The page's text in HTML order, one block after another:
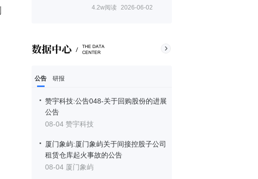
文龙曾是安克创新创始
4.2w阅读 2026-06-02
公告 研报
赞宇科技:公告048-关于回购股份的进展
公告
08-04 赞宇科技
厦门象屿:厦门象屿关于间接控股子公司
租赁仓库起火事故的公告
08-04 厦门象屿